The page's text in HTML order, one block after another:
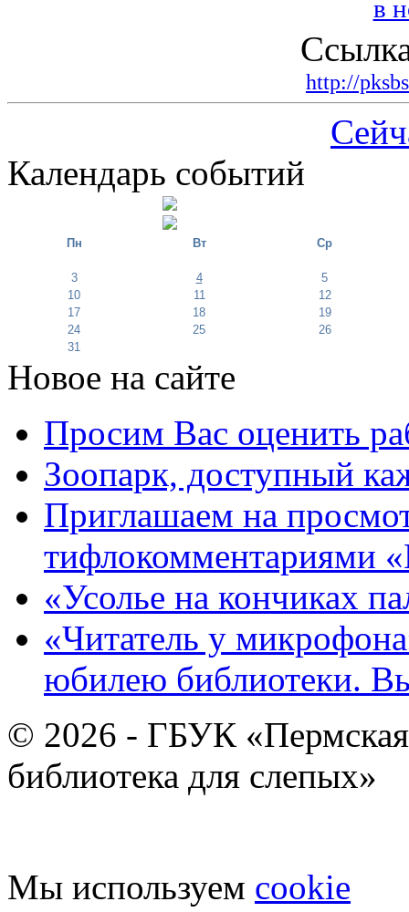
http://
Календарь событий
Пн Вт Ср
3 4
5
10
11
12
17
18
19
24
25
26
31
Новое на сайте
Просим Вас оценить
Зоопарк, доступный
Приглашаем на
тифлокомментариями
«Усолье на кончиках
«Читатель у
юбилею библиотеки.
© 2026 - ГБУК «Пермская
библиотека для слепых»
Мы используем cookie